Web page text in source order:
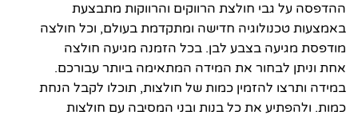
ההדפסה על גבי חולצת הרווקים והרווקות מתבצעת
באמצעות טכנולוגיה חדישה ומתקדמת בעולם, וכל חולצה
מודפסת מגיעה בצבע לבן. בכל הזמנה מגיעה חולצה
אחת וניתן לבחור את המידה המתאימה ביותר עבורכם.
במידה ותרצו להזמין כמות של חולצות, תוכלו לקבל הנחת
כמות. ולהפתיע את כל בנות ובני המסיבה עם חולצות